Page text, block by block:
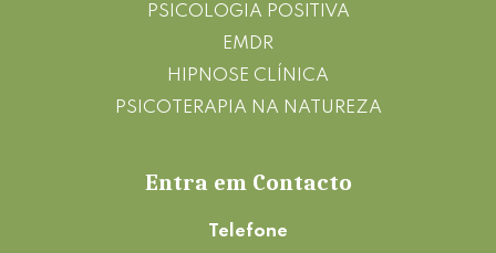
PSICOLOGIA POSITIVA
EMDR
HIPNOSE CLÍNICA
PSICOTERAPIA NA NATUREZA
Entra em Contacto
Telefone